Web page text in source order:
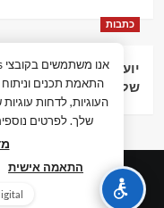
כתבות
יועץ עסקי וליווי
של העסק
© כל הזכויות שמורות
התאמת תכנים וניתוח
העוגיות, לדחות
שלך. לפרטים
התאמה אישית
-